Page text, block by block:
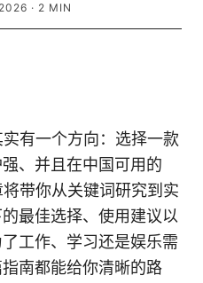
· 2 MIN
有一个方向：选择一款
、并且在中国可用的
带你从关键词研究到实
最佳选择、使用建议以
工作、学习还是娱乐需
南都能给你清晰的路